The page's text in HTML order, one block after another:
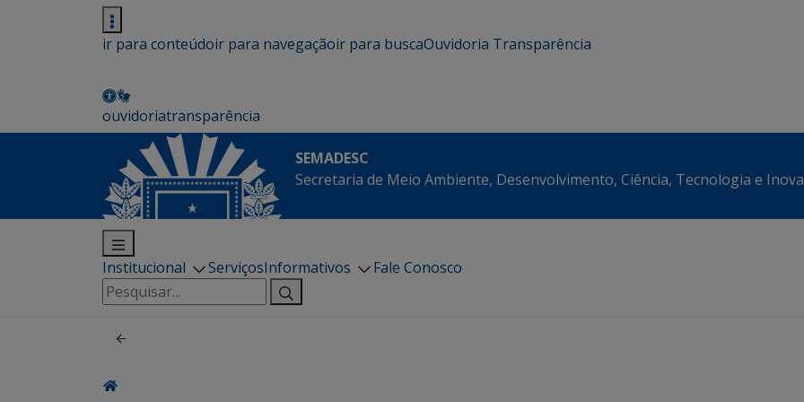
ir para conteúdoir para navegaçãoir para buscaOuvidoria Transparência
ouvidoriatransparência
SEMADESC
Secretaria de Meio Ambiente, Desenvolvimento, Ciência, Tecnologia e
Institucional ServiçosInformativos
Fale Conosco
Pesquisar
por: